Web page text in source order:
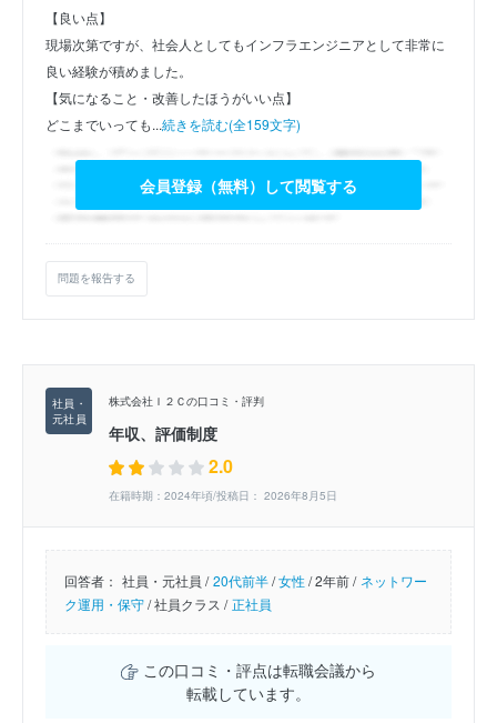
【良い点】
現場次第ですが、社会人としてもインフラエンジニアとして非常に
良い経験が積めました。
【気になること・改善したほうがいい点】
どこまでいっても...続きを読む(全159文字)
会員登録（無料）して閲覧する
問題を報告する
株式会社Ｉ２Ｃの口コミ・評判
年収、評価制度
2.0
在籍時期：2024年頃/投稿日： 2026年8月5日
回答者： 社員・元社員 / 20代前半/女性/2年前 / ネットワー
ク運用・保守/社員クラス / 正社員
この口コミ・評点は転職会議から
転載しています。